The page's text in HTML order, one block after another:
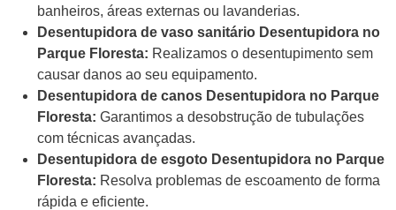
banheiros, áreas externas ou lavanderias.
Desentupidora de vaso sanitário Desentupidora no
Parque Floresta: Realizamos o desentupimento sem
causar danos ao seu equipamento.
Desentupidora de canos Desentupidora no Parque
Floresta: Garantimos a desobstrução de tubulações
com técnicas avançadas.
Desentupidora de esgoto Desentupidora no Parque
Floresta: Resolva problemas de escoamento de forma
rápida e eficiente.